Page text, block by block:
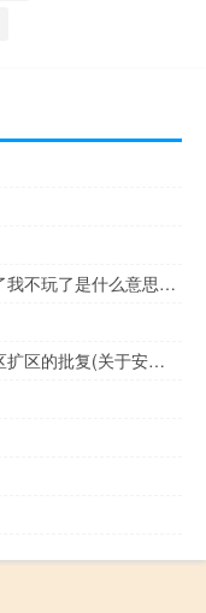
我钉钉响了我不玩了什么梗？我钉钉响了我不玩了是什么意思什么梗
安徽省人民政府关于宁国经济技术开发区扩区的批复(关于安徽省人民政府关于宁国经济技术开发区扩区的批复简述)